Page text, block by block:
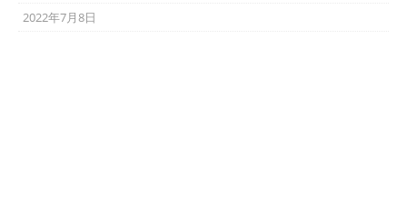
2022年7月8日